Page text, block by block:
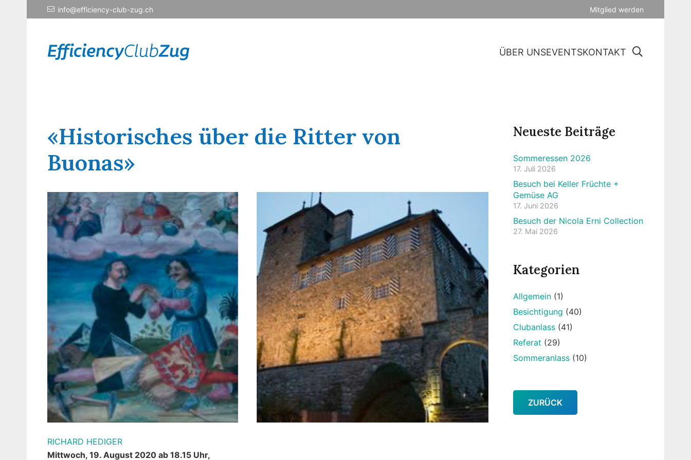
info@efficiency-club-zug.ch Mitglied werden
ÜBER UNSEVENTSKONTAKT
«Historisches über die Ritter von
Buonas»
RICHARD HEDIGER
Mittwoch, 19. August 2020 ab 18.15 Uhr,
Neueste Beiträge
Sommeressen 2026
17. Juli 2026
Besuch bei Keller Früchte +
Gemüse AG
17. Juni 2026
Besuch der Nicola Erni Collection
27. Mai 2026
Kategorien
Allgemein (1)
Besichtigung (40)
Clubanlass (41)
Referat (29)
Sommeranlass (10)
ZURÜCK